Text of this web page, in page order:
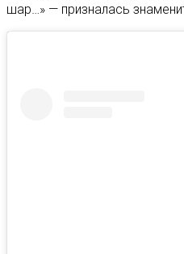
шар…» — призналась